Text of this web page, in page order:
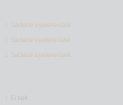
Sadece üyelere özel
Sadece üyelere özel
Sadece üyelere özel
Erkek